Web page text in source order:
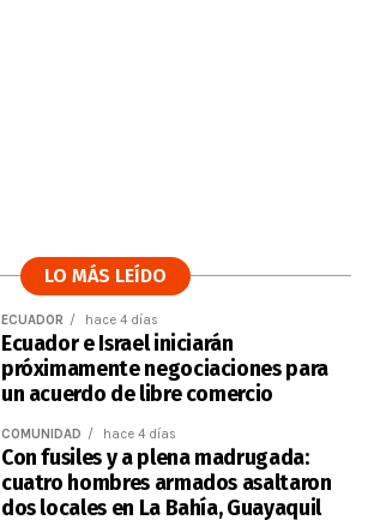
LO MÁS LEÍDO
ECUADOR hace 4 días
Ecuador e Israel iniciarán
próximamente negociaciones para
un acuerdo de libre comercio
COMUNIDAD hace 4 días
Con fusiles y a plena madrugada:
cuatro hombres armados asaltaron
dos locales en La Bahía, Guayaquil